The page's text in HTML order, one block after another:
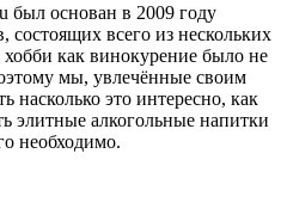
был основан в 2009 году
всего из нескольких
как винокурение было не
мы, увлечённые своим
насколько это интересно, как
элитные алкогольные напитки
необходимо.